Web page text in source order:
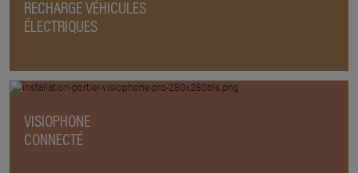
RECHARGE VÉHICULES
ÉLECTRIQUES
VISIOPHONE
CONNECTÉ